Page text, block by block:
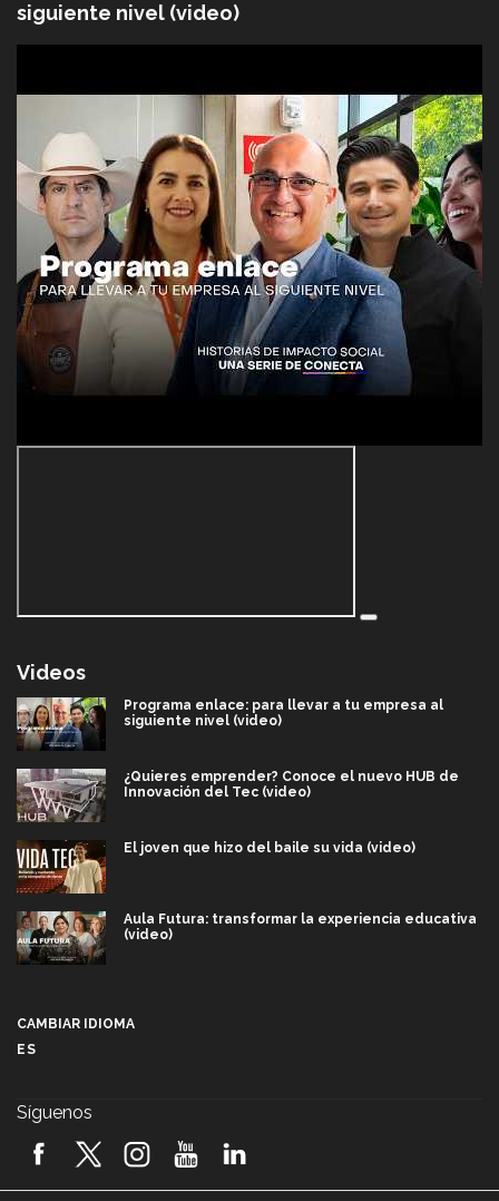
siguiente nivel (video)
Videos
Programa enlace: para llevar a tu empresa al
siguiente nivel (video)
¿Quieres emprender? Conoce el nuevo HUB de
Innovación del Tec (video)
El joven que hizo del baile su vida (video)
Aula Futura: transformar la experiencia educativa
(video)
2026! (video)
CAMBIAR IDIOMA
ES
Síguenos